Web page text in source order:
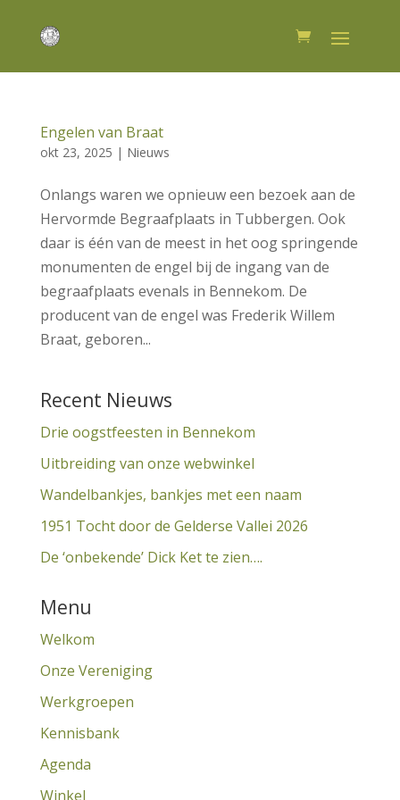
Engelen van Braat
okt 23, 2025 | Nieuws
Onlangs waren we opnieuw een bezoek aan de
Hervormde Begraafplaats in Tubbergen. Ook
daar is één van de meest in het oog springende
monumenten de engel bij de ingang van de
begraafplaats evenals in Bennekom. De
producent van de engel was Frederik Willem
Braat, geboren...
Recent Nieuws
Drie oogstfeesten in Bennekom
Uitbreiding van onze webwinkel
Wandelbankjes, bankjes met een naam
1951 Tocht door de Gelderse Vallei 2026
De ‘onbekende’ Dick Ket te zien….
Menu
Welkom
Onze Vereniging
Werkgroepen
Kennisbank
Agenda
Winkel